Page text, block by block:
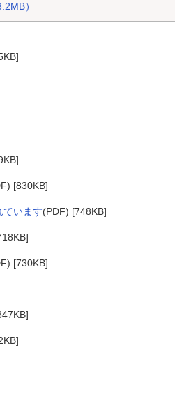
）
[830KB]
ています(PDF) [748KB]
[730KB]